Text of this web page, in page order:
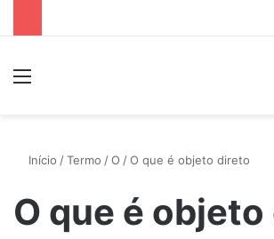
Início /Termo /O /O que é objeto direto
O que é